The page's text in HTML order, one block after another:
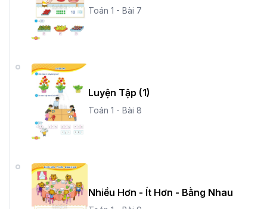
Toán 1 - Bài 7
Luyện Tập (1)
Toán 1 - Bài 8
Nhiều Hơn - Ít Hơn - Bằng Nhau